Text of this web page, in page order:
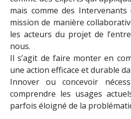
mais comme des
mission de manière
les acteurs du projet de
nous.
Il s’agit de faire monter en
une action efficace et durable
Innover ou concevoir
comprendre les usages
parfois éloigné de la